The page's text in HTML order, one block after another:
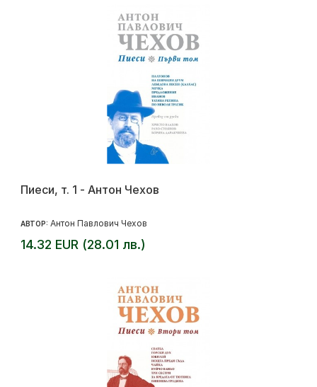
Пиеси, т. 1 - Антон Чехов
АВТОР: Антон Павлович Чехов
14.32 EUR (28.01 лв.)